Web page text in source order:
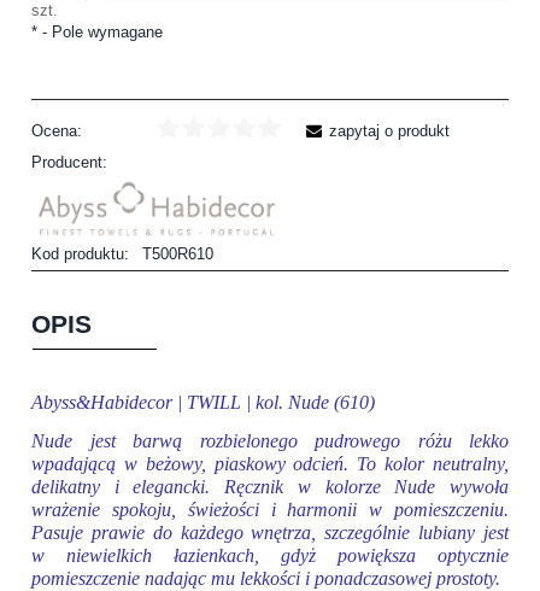
szt.
* - Pole wymagane
Ocena:
Producent:
Kod produktu: T500R610
zapytaj o produkt
OPIS
Abyss&Habidecor | TWILL | kol. Nude (610)
Nude jest barwą rozbielonego pudrowego różu lekko
wpadającą w beżowy, piaskowy odcień. To kolor neutralny,
delikatny i elegancki. Ręcznik w kolorze Nude wywoła
wrażenie spokoju, świeżości i harmonii w pomieszczeniu.
Pasuje prawie do każdego wnętrza, szczególnie lubiany jest
w niewielkich łazienkach, gdyż powiększa optycznie
pomieszczenie nadając mu lekkości i ponadczasowej prostoty.